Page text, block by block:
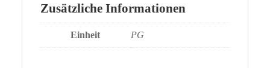
Zusätzliche Informationen
Einheit PG